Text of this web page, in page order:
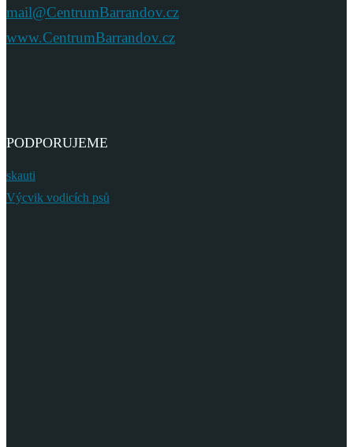
mail@CentrumBarrandov.cz
www.CentrumBarrandov.cz
PODPORUJEME
skauti
Výcvik vodicích psů